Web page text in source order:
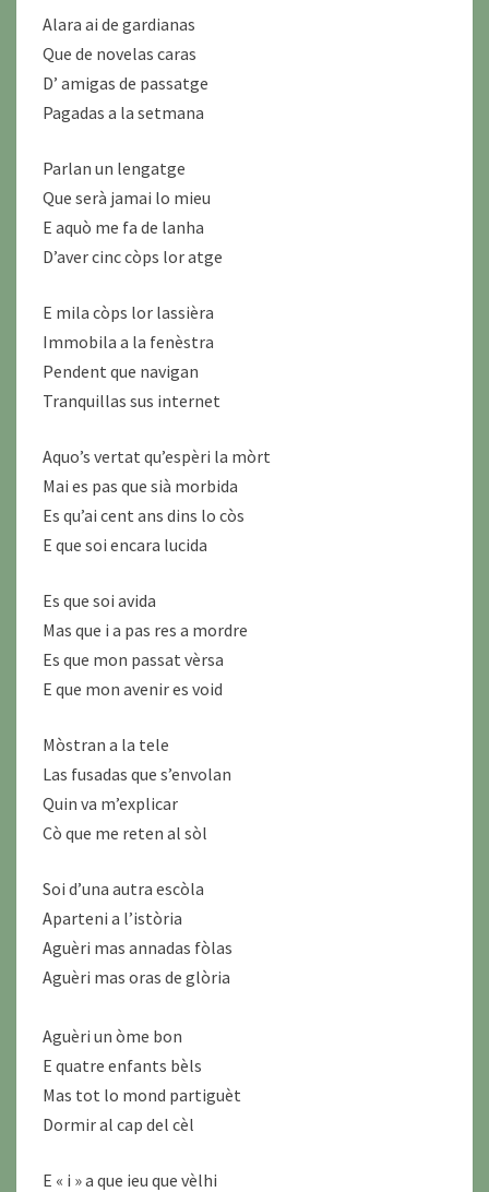
Alara ai de gardianas
Que de novelas caras
D’ amigas de passatge
Pagadas a la setmana
Parlan un lengatge
Que serà jamai lo mieu
E aquò me fa de lanha
D’aver cinc còps lor atge
E mila còps lor lassièra
Immobila a la fenèstra
Pendent que navigan
Tranquillas sus internet
Aquo’s vertat qu’espèri la mòrt
Mai es pas que sià morbida
Es qu’ai cent ans dins lo còs
E que soi encara lucida
Es que soi avida
Mas que i a pas res a mordre
Es que mon passat vèrsa
E que mon avenir es void
Mòstran a la tele
Las fusadas que s’envolan
Quin va m’explicar
Cò que me reten al sòl
Soi d’una autra escòla
Aparteni a l’istòria
Aguèri mas annadas fòlas
Aguèri mas oras de glòria
Aguèri un òme bon
E quatre enfants bèls
Mas tot lo mond partiguèt
Dormir al cap del cèl
E « i » a que ieu que vèlhi